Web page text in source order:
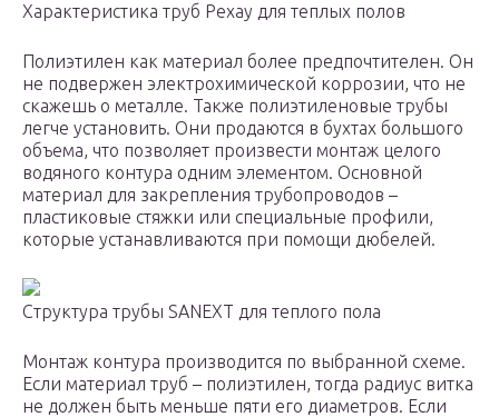
Характеристика труб Рехау для теплых полов
Полиэтилен как материал более предпочтителен. Он
не подвержен электрохимической коррозии, что не
скажешь о металле. Также полиэтиленовые трубы
легче установить. Они продаются в бухтах большого
объема, что позволяет произвести монтаж целого
водяного контура одним элементом. Основной
материал для закрепления трубопроводов –
пластиковые стяжки или специальные профили,
которые устанавливаются при помощи дюбелей.
Структура трубы SANEXT для теплого пола
Монтаж контура производится по выбранной схеме.
Если материал труб – полиэтилен, тогда радиус витка
не должен быть меньше пяти его диаметров. Если